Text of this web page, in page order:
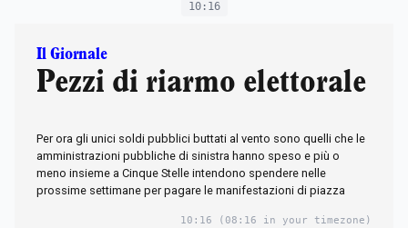
10:16
Il Giornale
Pezzi di riarmo elettorale
Per ora gli unici soldi pubblici buttati al vento sono quelli che le
amministrazioni pubbliche di sinistra hanno speso e più o
meno insieme a Cinque Stelle intendono spendere nelle
prossime settimane per pagare le manifestazioni di piazza
10:16 (08:16 in your timezone)